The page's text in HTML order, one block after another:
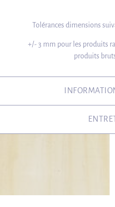
Tolérances dimensions
+/- 3 mm pour les produits
produits